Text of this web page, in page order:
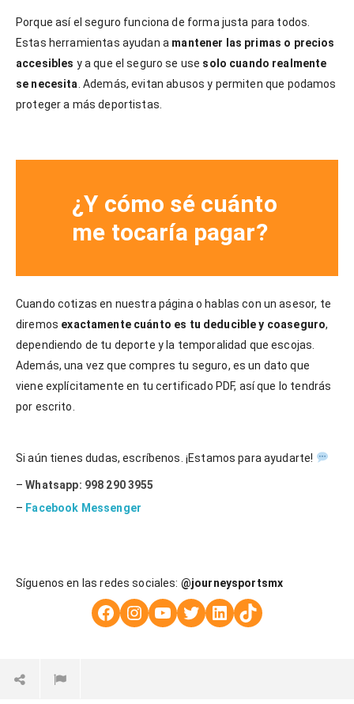
Porque así el seguro funciona de forma justa para todos.
Estas herramientas ayudan a mantener las primas o precios
accesibles y a que el seguro se use solo cuando realmente
se necesita . Además, evitan abusos y permiten que podamos
proteger a más deportistas.
¿Y cómo sé cuánto
me tocaría pagar?
Cuando cotizas en nuestra página o hablas con un asesor, te
diremos exactamente cuánto es tu deducible y coaseguro,
dependiendo de tu deporte y la temporalidad que escojas.
Además, una vez que compres tu seguro, es un dato que
viene explícitamente en tu certificado PDF, así que lo tendrás
por escrito.
Si aún tienes dudas, escríbenos. ¡Estamos para ayudarte!
–Whatsapp: 998 290 3955
– Facebook Messenger
Síguenos en las redes sociales: @journeysportsmx
Facebook
Instagram
YouTube
TwitterLinkedIn
TikTok